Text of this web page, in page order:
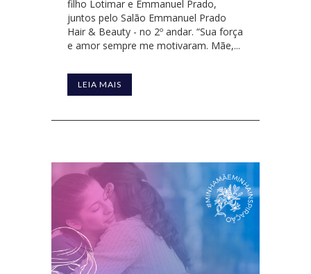
filho Lotimar e Emmanuel Prado,
juntos pelo Salão Emmanuel Prado
Hair & Beauty - no 2º andar. “Sua força
e amor sempre me motivaram. Mãe,...
LEIA MAIS